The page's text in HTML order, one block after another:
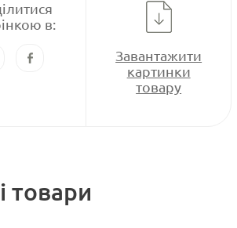
в:
Завантажити
картинки
товару
товари